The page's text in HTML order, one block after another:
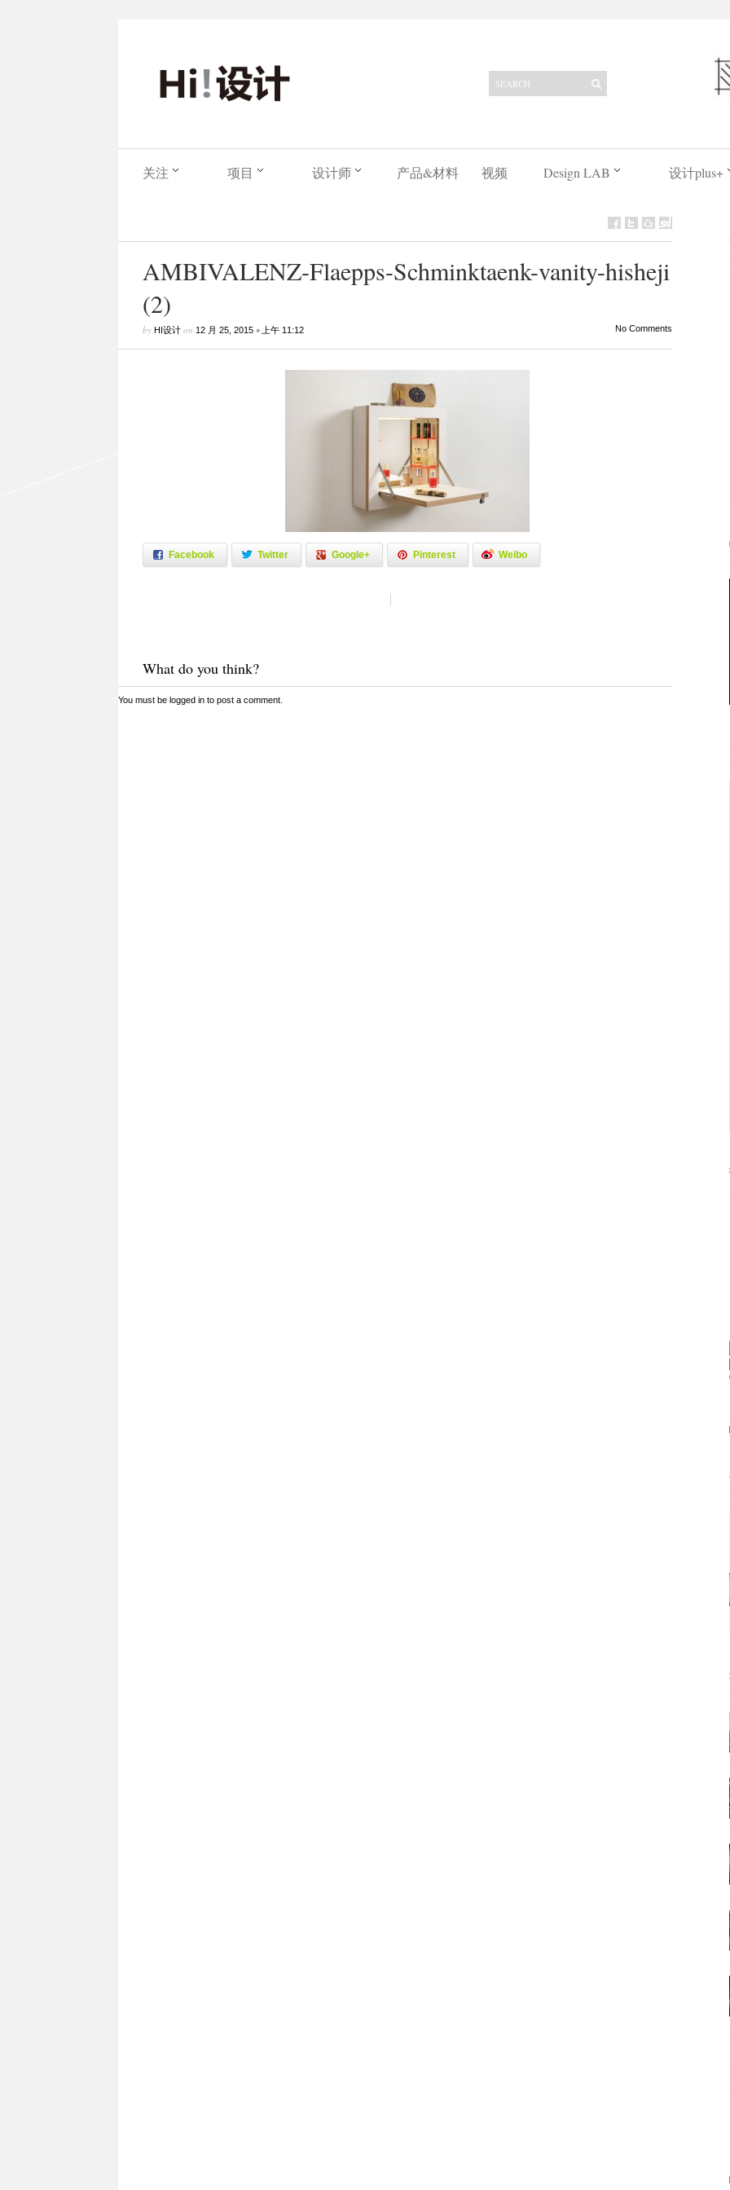
关注 项目 设计师 产品&材料 视频 Design LAB 设计plus+
AMBIVALENZ-Flaepps-Schminktaenk-vanity-hisheji
(2)
by HI设计on 12 月 25, 2015• 上午 11:12 No Comments
Facebook Twitter Google+ Pinterest Weibo
What do you think?
You must be logged into post a comment.